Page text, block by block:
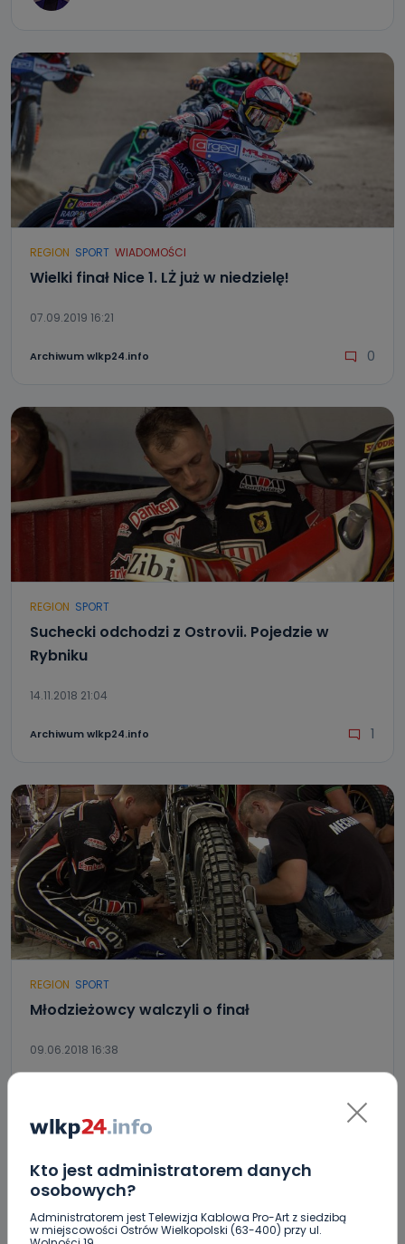
Kto jest administratorem danych
osobowych?
Administratorem jest Telewizja Kablowa Pro-Art z siedzibą
w miejscowości Ostrów Wielkopolski (63-400) przy ul.
REGION SPORT WIADOMOŚCI
Wielki finał Nice 1. LŻ już w niedzielę!
07.09.2019 16:21
Archiwum wlkp24.info 0
REGION SPORT
Suchecki odchodzi z Ostrovii. Pojedzie w
Rybniku
14.11.2018 21:04
Archiwum wlkp24.info 1
REGION SPORT
Młodzieżowcy walczyli o finał
09.06.2018 16:38